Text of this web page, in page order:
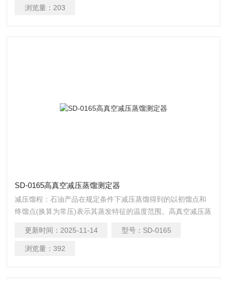
传感器，自动跟踪液面，选用进口压缩机制冷，7寸触摸屏显示
浏览量： 203
SD-0165高真空减压蒸馏测定器
减压馏程：石油产品在规定条件下减压蒸馏得到的以初馏点和
终馏点(换算为常压)表示其蒸发特征的温度范围。高真空减压蒸
更新时间： 2025-11-14 型号： SD-0165
浏览量： 392